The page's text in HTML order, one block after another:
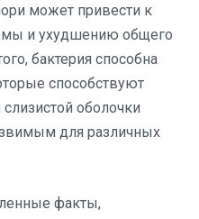
может привести к
и ухудшению общего
бактерия способна
способствуют
оболочки
для различных
факты,